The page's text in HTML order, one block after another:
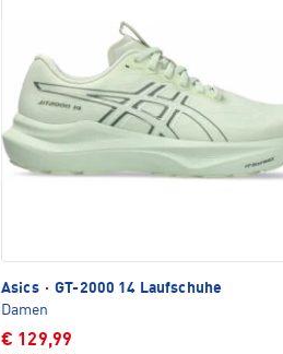
Asics · GT-2000 14 Laufschuhe
Damen
€ 129,99